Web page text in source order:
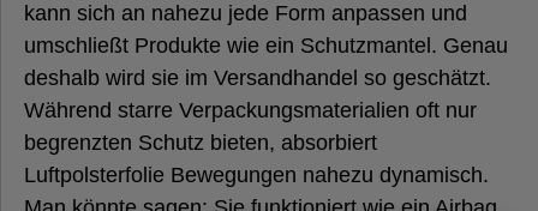
kann sich an nahezu jede Form anpassen und
umschließt Produkte wie ein Schutzmantel. Genau
deshalb wird sie im Versandhandel so geschätzt.
Während starre Verpackungsmaterialien oft nur
begrenzten Schutz bieten, absorbiert
Luftpolsterfolie Bewegungen nahezu dynamisch.